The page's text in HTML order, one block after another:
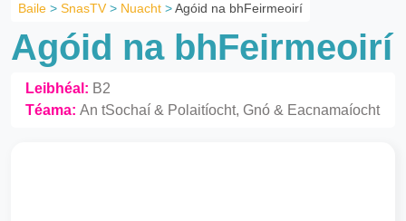
Baile > SnasTV > Nuacht >Agóid na bhFeirmeoirí
Agóid na bhFeirmeoirí
Leibhéal: B2
Téama: An tSochaí & Polaitíocht, Gnó & Eacnamaíocht